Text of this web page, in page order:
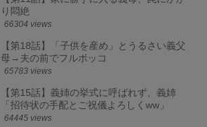
り悶絶
66304 views
【第18話】「子供を産め」とうるさい義父
母→夫の前でフルボッコ
65783 views
【第15話】義姉の挙式に呼ばれず、義姉
「招待状の手配とご祝儀よろしくww」
64445 views